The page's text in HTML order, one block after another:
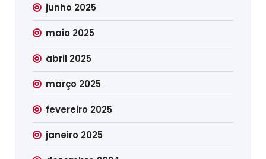
junho 2025
maio 2025
abril 2025
março 2025
fevereiro 2025
janeiro 2025